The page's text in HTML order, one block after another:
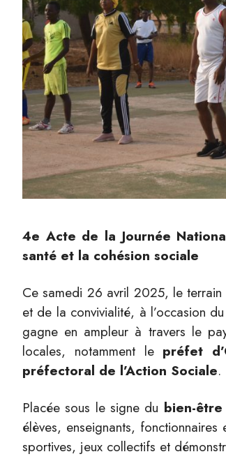
4e Acte de la Journée
santé et la cohésion sociale
Ce samedi 26 avril 2025, le
et de la convivialité, à l’occasion
gagne en ampleur à travers le
locales, notamment le préfet
préfectoral de l’Action Sociale.
Placée sous le signe du bien-
élèves, enseignants,
sportives, jeux collectifs et